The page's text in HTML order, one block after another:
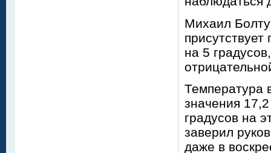
Михаил
на 5
Температура
значения
градусов на
заверил
даже в